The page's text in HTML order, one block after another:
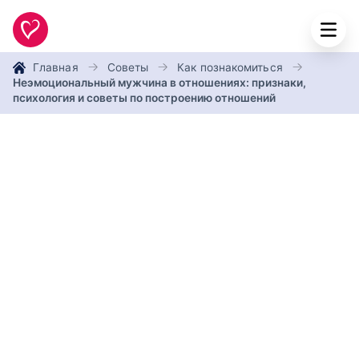
Главная Советы
Как познакомиться
Неэмоциональный мужчина в отношениях: признаки,
психология и советы по построению отношений